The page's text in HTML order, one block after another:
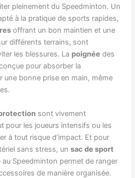
pleinement du Speedminton. Un
à la pratique de sports rapides,
offrant un bon maintien et une
différents terrains, sont
les blessures. La poignée des
pour absorber la
une bonne prise en main, même
sont vivement
pour les joueurs intensifs ou les
à tout risque d’impact. Et pour
sans stress, unsac de sport
Speedminton permet de ranger
de manière organisée.